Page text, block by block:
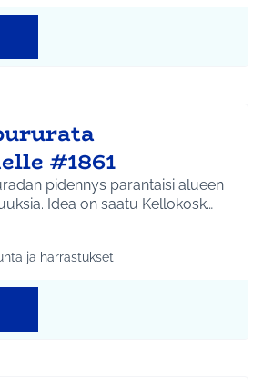
#1861
pidennys parantaisi alueen
liikuntamahdollisuuksia. Idea on saatu Kellokosk…
mukaan: Kellokoski
teeman mukaan: Liikunta ja
ja harrastukset